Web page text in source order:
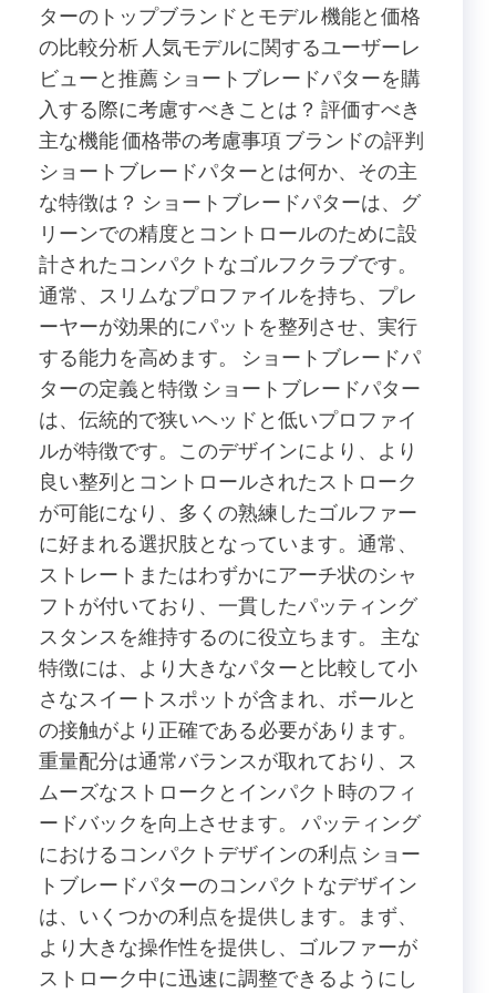
ターのトップブランドとモデル 機能と価格
の比較分析 人気モデルに関するユーザーレ
ビューと推薦 ショートブレードパターを購
入する際に考慮すべきことは？ 評価すべき
主な機能 価格帯の考慮事項 ブランドの評判
ショートブレードパターとは何か、その主
な特徴は？ ショートブレードパターは、グ
リーンでの精度とコントロールのために設
計されたコンパクトなゴルフクラブです。
通常、スリムなプロファイルを持ち、プレ
ーヤーが効果的にパットを整列させ、実行
する能力を高めます。 ショートブレードパ
ターの定義と特徴 ショートブレードパター
は、伝統的で狭いヘッドと低いプロファイ
ルが特徴です。このデザインにより、より
良い整列とコントロールされたストローク
が可能になり、多くの熟練したゴルファー
に好まれる選択肢となっています。通常、
ストレートまたはわずかにアーチ状のシャ
フトが付いており、一貫したパッティング
スタンスを維持するのに役立ちます。 主な
特徴には、より大きなパターと比較して小
さなスイートスポットが含まれ、ボールと
の接触がより正確である必要があります。
重量配分は通常バランスが取れており、ス
ムーズなストロークとインパクト時のフィ
ードバックを向上させます。 パッティング
におけるコンパクトデザインの利点 ショー
トブレードパターのコンパクトなデザイン
は、いくつかの利点を提供します。まず、
より大きな操作性を提供し、ゴルファーが
ストローク中に迅速に調整できるようにし